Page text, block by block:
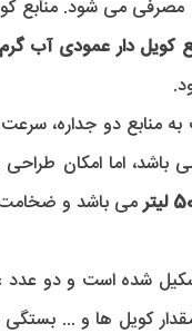
کویل دار عمودی آب
منابع دو جداره،
شده است و دو